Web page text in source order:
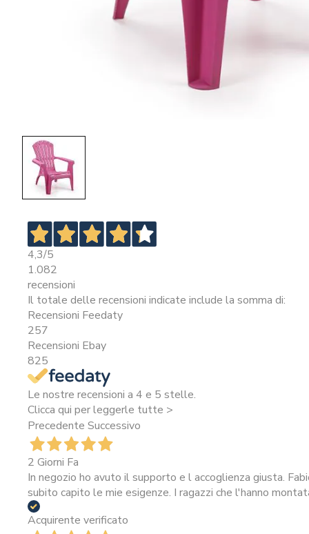
4,3/5
1.082
recensioni
Il totale delle recensioni indicate include la somma di:
Recensioni Feedaty
257
Recensioni Ebay
825
Le nostre recensioni a 4 e 5 stelle.
Clicca qui per leggerle tutte >
Precedente Successivo
2 Giorni Fa
In negozio ho avuto il supporto e l accoglienza giusta.
subito capito le mie esigenze. I ragazzi che l'hanno
Acquirente verificato